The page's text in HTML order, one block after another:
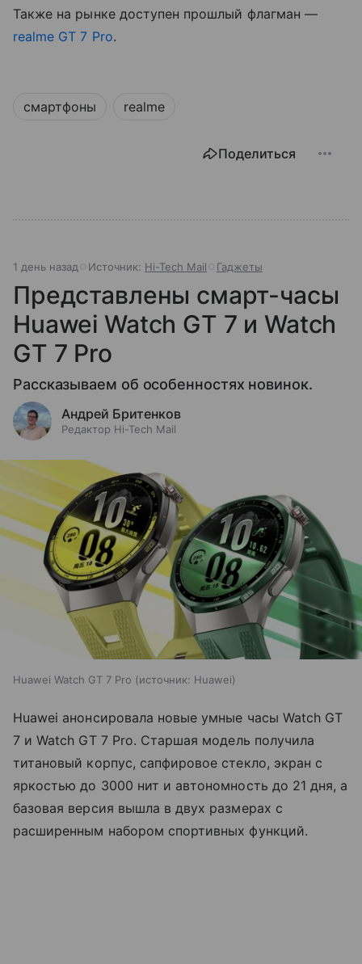
Также на рынке доступен прошлый флагман —
realme GT 7 Pro.
смартфоны realme
Поделиться
1 день назад Источник: Hi-Tech Mail Гаджеты
Представлены смарт-часы
Huawei Watch GT 7 и Watch
GT 7 Pro
Рассказываем об особенностях новинок.
Андрей Бритенков
Редактор Hi-Tech Mail
Huawei Watch GT 7 Pro источник: Huawei
Huawei анонсировала новые умные часы Watch GT
7 и Watch GT 7 Pro. Старшая модель получила
титановый корпус, сапфировое стекло, экран с
яркостью до 3000 нит и автономность до 21 дня, а
базовая версия вышла в двух размерах с
расширенным набором спортивных функций.